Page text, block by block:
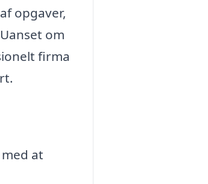
opgaver,
om
firma
at